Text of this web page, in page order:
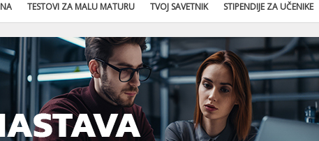
TESTOVI ZA MALU MATURU TVOJ SAVETNIK STIPENDIJE ZA UČENIKE